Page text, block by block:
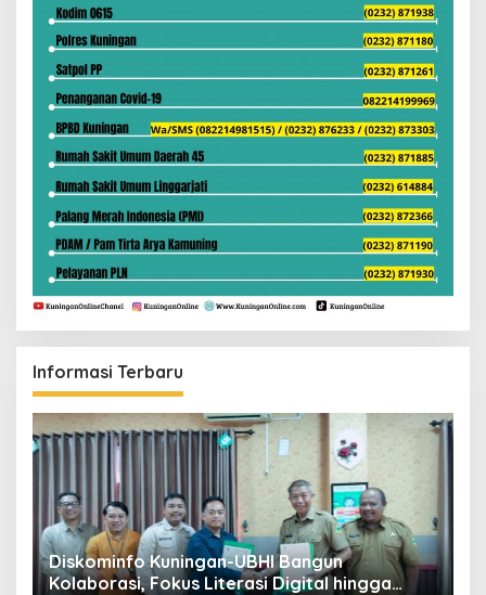
Informasi Terbaru
Diskominfo Kuningan-UBHI Bangun
Kolaborasi, Fokus Literasi Digital hingga